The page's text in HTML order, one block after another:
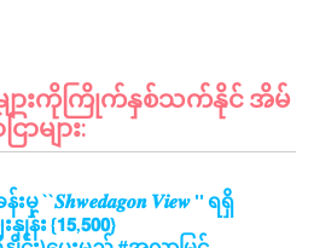
ားကိုကြိုက်နှစ်သက်နိုင် အိမ်
ာများ:
မှ ``𝑺𝒉𝒘𝒆𝒅𝒂𝒈𝒐𝒏 𝑽𝒊𝒆𝒘 '' ရရှိ
းနှုန်း {𝟭𝟱,𝟱𝟬𝟬}